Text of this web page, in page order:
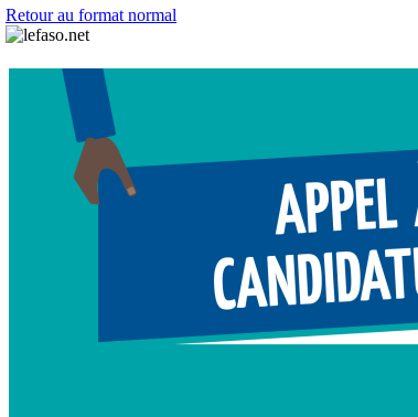
Retour au format normal